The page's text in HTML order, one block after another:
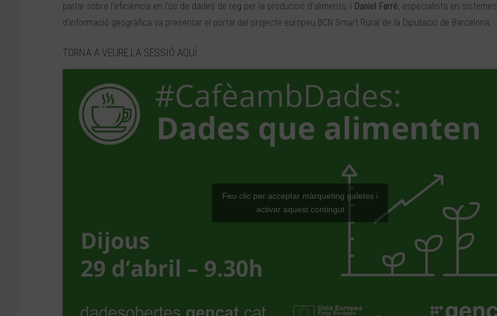
parlar sobre l’eficiència en l’ús de dades de reg per la producció d’aliments, i Daniel Farré, especialista en sistemes
d’informació geogràfica va presentar el portal del projecte europeu BCN Smart Rural de la Diputació de Barcelona.
TORNA A VEURE LA SESSIÓ AQUÍ:
Feu clic per acceptar màrqueting galetes i
activar aquest contingut